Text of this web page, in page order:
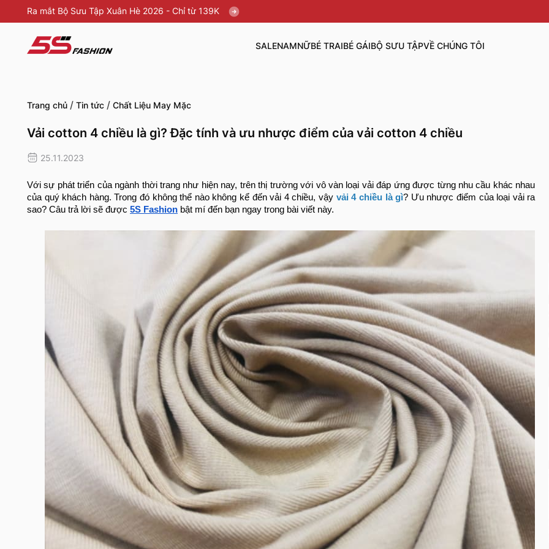
Ra mắt Bộ Sưu Tập Xuân Hè 2026 - Chỉ từ 139K
SALENAMNỮBÉ TRAIBÉ GÁIBỘ SƯU TẬPVỀ CHÚNG TÔI
Trang chủ / Tin tức / Chất Liệu May Mặc
Vải cotton 4 chiều là gì? Đặc tính và ưu nhược điểm của vải cotton 4 chiều
25.11.2023
Với sự phát triển của ngành thời trang như hiện nay, trên thị trường với vô vàn loại vải đáp ứng được từng nhu cầu khác nhau
của quý khách hàng. Trong đó không thể nào không kể đến vải 4 chiều, vậy vải 4 chiều là gì? Ưu nhược điểm của loại vải ra
sao? Câu trả lời sẽ được 5S Fashion bật mí đến bạn ngay trong bài viết này.